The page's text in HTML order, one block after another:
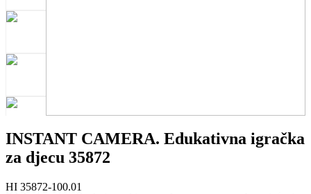
INSTANT CAMERA. Edukativna igračka
za djecu 35872
HI 35872-100.01